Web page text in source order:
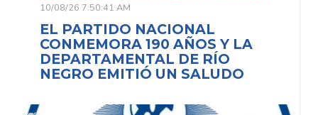
10/08/26 7:50:41 AM
EL PARTIDO NACIONAL
CONMEMORA 190 AÑOS Y LA
DEPARTAMENTAL DE RÍO
NEGRO EMITIÓ UN SALUDO